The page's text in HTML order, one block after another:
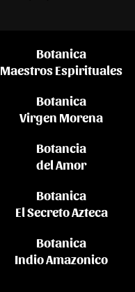
Botanica
Maestros Espirituales
Botanica
Virgen Morena
Botancia
del Amor
Botanica
El Secreto Azteca
Botanica
Indio Amazonico